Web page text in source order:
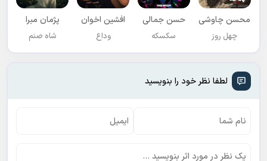
محسن چاوشی
چهل روز
حسن جمالی
سکسکه
افشين اخوان
وداع
پژمان مبرا
شاه صنم
لطفا نظر خود را بنویسید